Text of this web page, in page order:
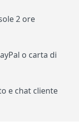
2 ore
o carta di
e chat cliente